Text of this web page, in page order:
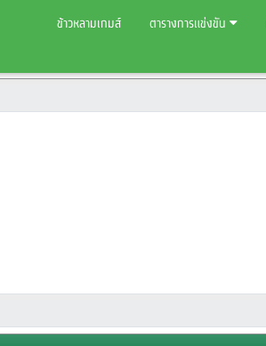
ข้าวหลามเกมส์ ตารางการแข่งขัน